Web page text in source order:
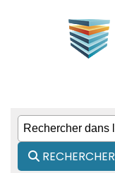
RECHERCHER